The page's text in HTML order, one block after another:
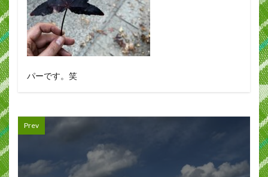
パーです。笑
Prev